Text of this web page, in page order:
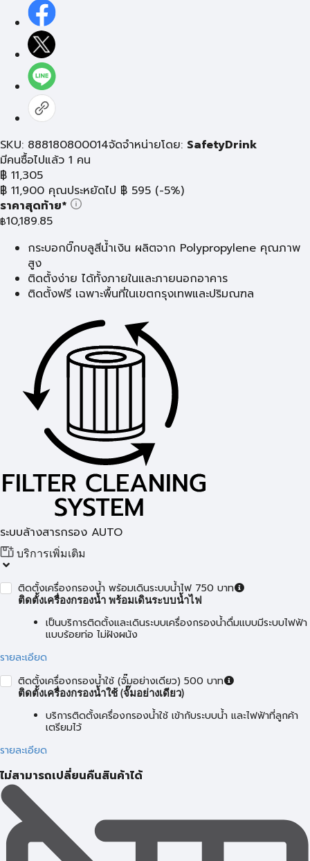
SKU: 888180800014จัดจำหน่ายโดย: SafetyDrink
มีคนซื้อไปแล้ว 1 คน
฿ 11,305
฿ 11,900 คุณประหยัดไป ฿ 595 (-5%)
ราคาสุดท้าย*
฿10,189.85
กระบอกบิ๊กบลูสีน้ำเงิน ผลิตจาก Polypropylene คุณภาพ
สูง
ติดตั้งง่าย ได้ทั้งภายในและภายนอกอาคาร
ติดตั้งฟรี เฉพาะพื้นที่ในเขตกรุงเทพและปริมณฑล
ระบบล้างสารกรอง AUTO
บริการเพิ่มเติม
ติดตั้งเครื่องกรองน้ำ พร้อมเดินระบบน้ำไฟ 750 บาท
ติดตั้งเครื่องกรองน้ำ พร้อมเดินระบบน้ำไฟ
เป็นบริการติดตั้งและเดินระบบเครื่องกรองน้ำดื่มแบบมีระบบไฟฟ้า
แบบร้อยท่อ ไม่ฝังผนัง
รายละเอียด
ติดตั้งเครื่องกรองน้ำใช้ (จั๊มอย่างเดียว) 500 บาท
ติดตั้งเครื่องกรองน้ำใช้ (จั๊มอย่างเดียว)
บริการติดตั้งเครื่องกรองน้ำใช้ เข้ากับระบบน้ำ และไฟฟ้าที่ลูกค้า
เตรียมไว้
รายละเอียด
ไม่สามารถเปลี่ยนคืนสินค้าได้